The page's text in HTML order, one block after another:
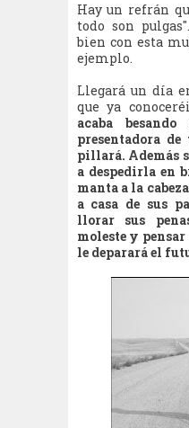
Hay un refrán
todo son
bien con esta
ejemplo.
Llegará un día
que ya
acaba
presentadora
pillará. Además
a despedirla en
manta a la
a casa de sus
llorar sus
moleste y
le deparará el